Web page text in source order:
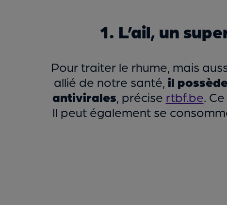
1. L’ail, un
Pour traiter le rhume, mais
allié de notre santé, il
antivirales , précise rtbf.be.
Il peut également se